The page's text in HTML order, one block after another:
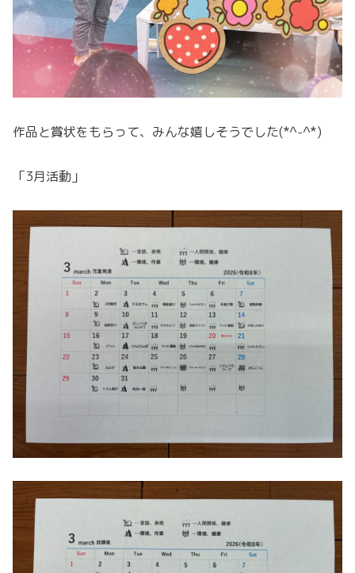
作品と賞状をもらって、みんな嬉しそうでした(*^-^*)
「3月活動」